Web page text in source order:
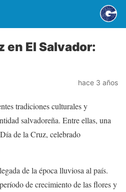
en El Salvador:
hace 3 años
tradiciones culturales y
salvadoreña. Entre ellas, una
de la Cruz, celebrado
de la época lluviosa al país.
de crecimiento de las flores y